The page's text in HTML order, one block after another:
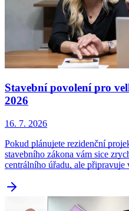
Stavební povolení pro
2026
16. 7. 2026
Pokud plánujete rezidenční
stavebního zákona vám sice
centrálního úřadu, ale